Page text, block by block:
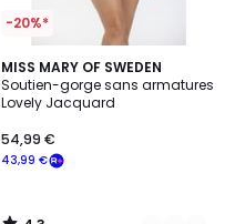
-20%*
MISS MARY OF SWEDEN
Soutien-gorge sans armatures
Lovely Jacquard
43,99 €
54,99 €
4,3
/ 5
6
Couleurs